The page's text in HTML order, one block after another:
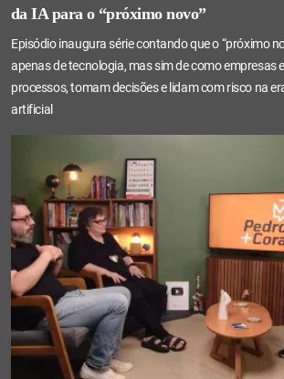
da IA para o “próximo novo”
Episódio inaugura série contando que o “próximo
apenas de tecnologia, mas sim de como empresas
processos, tomam decisões e lidam com risco na
artificial